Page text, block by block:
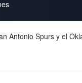
Antonio Spurs y el